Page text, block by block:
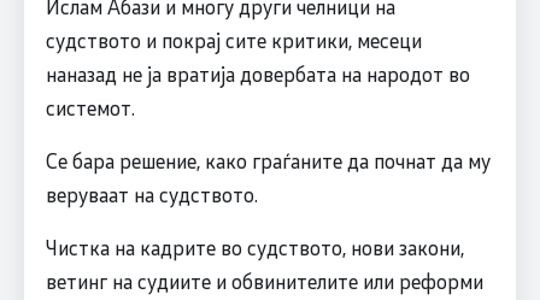
Ислам Абази и многу други челници на
судството и покрај сите критики, месеци
наназад не ја вратија довербата на народот во
системот.
Се бара решение, како граѓаните да почнат да му
веруваат на судството.
Чистка на кадрите во судството, нови закони,
ветинг на судиите и обвинителите или реформи